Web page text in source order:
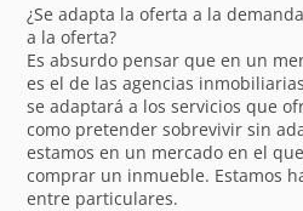
¿Se adapta la oferta a la
a la oferta?
Es absurdo pensar que en un
es el de las agencias
se adaptará a los servicios que
como pretender sobrevivir sin
estamos en un mercado en el
comprar un inmueble. Estamos
entre particulares.